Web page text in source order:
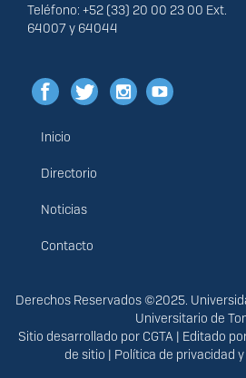
Teléfono: +52 (33) 20 00 23 00 Ext.
64007 y 64044
Menú
principal
Inicio
Directorio
Noticias
Contacto
Derechos
Derechos Reservados ©2025.
Universitario de
Sitio desarrollado por CGTA | Editado
de sitio | Política de privacidad